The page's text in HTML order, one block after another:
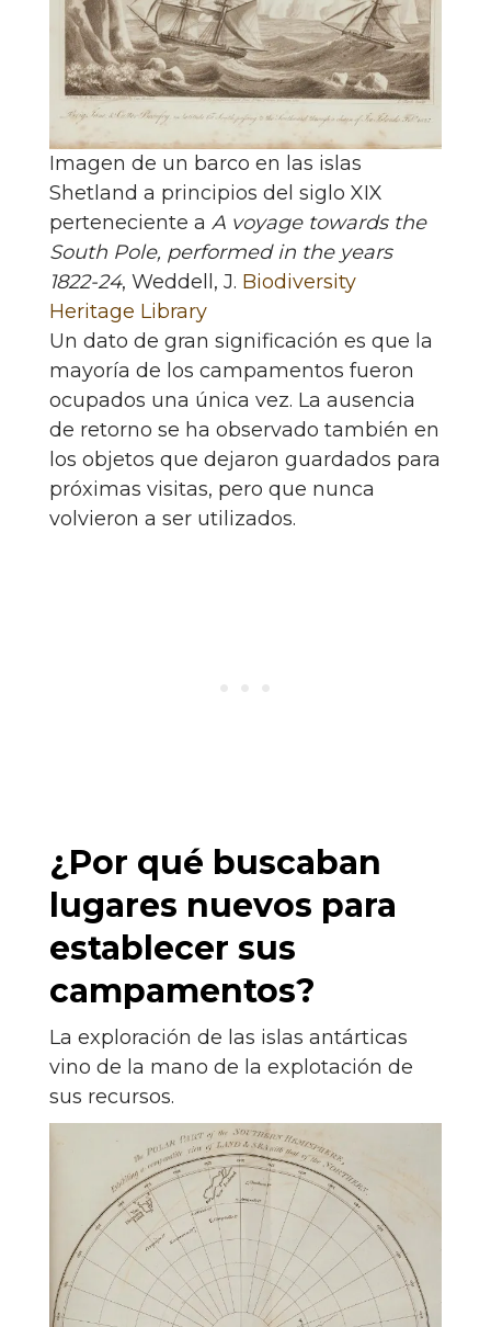
Imagen de un barco en las islas
Shetland a principios del siglo XIX
perteneciente a A voyage towards the
South Pole, performed in the years
1822-24, Weddell, J. Biodiversity
Heritage Library
Un dato de gran significación es que la
mayoría de los campamentos fueron
ocupados una única vez. La ausencia
de retorno se ha observado también en
los objetos que dejaron guardados para
próximas visitas, pero que nunca
volvieron a ser utilizados.
¿Por qué buscaban
lugares nuevos para
establecer sus
campamentos?
La exploración de las islas antárticas
vino de la mano de la explotación de
sus recursos.